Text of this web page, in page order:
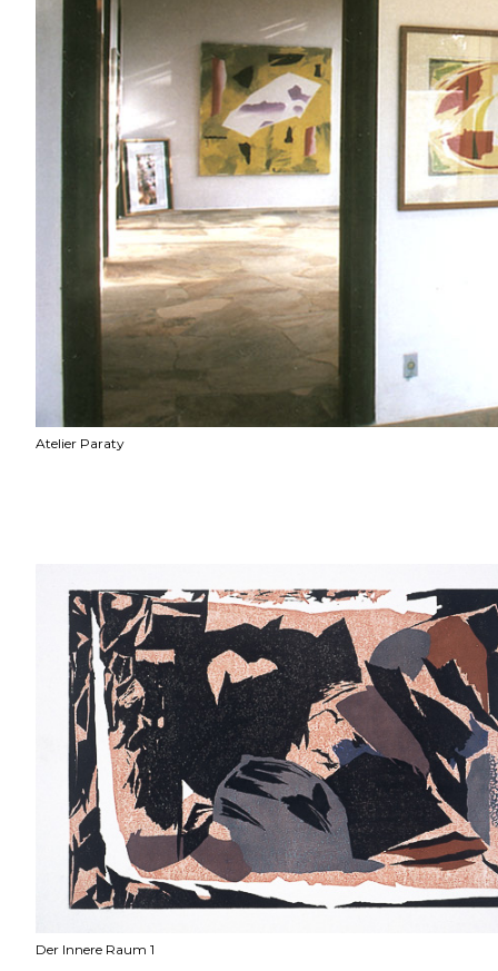
Atelier Paraty
Der Innere Raum 1